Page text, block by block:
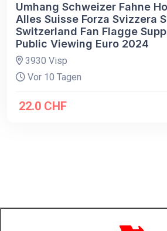
Umhang Schweizer Fahne
Alles Suisse Forza Svizzera
Switzerland Fan Flagge
Public Viewing Euro 2024
3930 Visp
Vor 10 Tagen
22.0 CHF